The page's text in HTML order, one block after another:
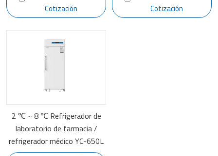
Cotización
Cotización
2 ℃ ~ 8 ℃ Refrigerador de
laboratorio de farmacia /
refrigerador médico YC-650L